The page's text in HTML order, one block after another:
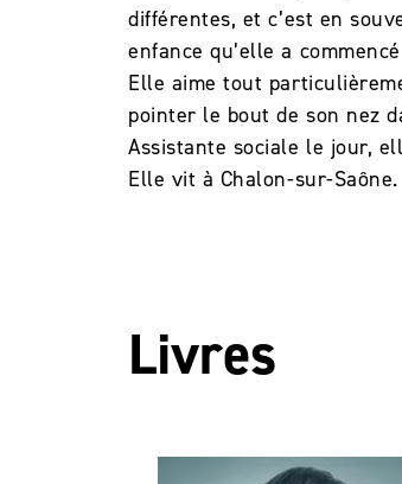
différentes, et c’est en
enfance qu’elle a
Elle aime tout
pointer le bout de son nez
Assistante sociale le jour,
Elle vit à Chalon-sur-Saône.
Livres